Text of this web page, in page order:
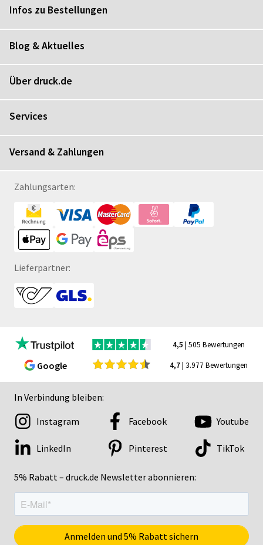
Infos zu Bestellungen
Blog & Aktuelles
Über druck.de
Services
Versand & Zahlungen
Zahlungsarten:
Lieferpartner:
4,5 | 505 Bewertungen
Google 4,7| 3.977 Bewertungen
In Verbindung bleiben:
5% Rabatt – druck.de Newsletter abonnieren:
Instagram Facebook Youtube
LinkedIn Pinterest TikTok